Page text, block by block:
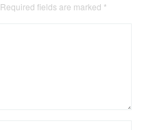
Required fields are marked *